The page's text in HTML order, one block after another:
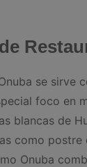
se sirve
foco en
blancas de
como postre
Onuba